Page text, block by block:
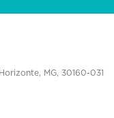
MG, 30160-031